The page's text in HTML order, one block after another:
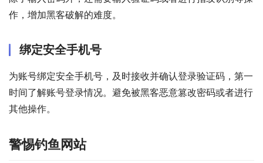
作，增加黑客破解的难度。
绑定安全手机号
为账号绑定安全手机号，及时接收并确认登录验证码，第一
时间了解账号登录情况。避免被黑客恶意篡改密码或者进行
其他操作。
警惕钓鱼网站